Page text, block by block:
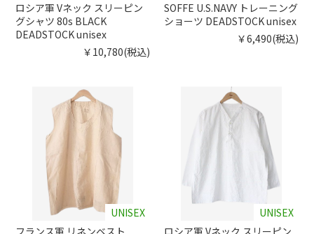
ロシア軍 Vネック スリーピン
グシャツ 80s BLACK
DEADSTOCK unisex
￥10,780(税込)
SOFFE U.S.NAVY トレーニング
ショーツ DEADSTOCK unisex
￥6,490(税込)
UNISEX
フランス軍 リネンベスト
UNISEX
ロシア軍 Vネック スリーピン